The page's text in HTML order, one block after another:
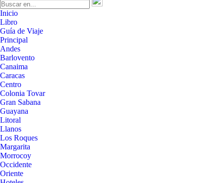
Inicio
Libro
Guía de Viaje
Principal
Andes
Barlovento
Canaima
Caracas
Centro
Colonia Tovar
Gran Sabana
Guayana
Litoral
Llanos
Los Roques
Margarita
Morrocoy
Occidente
Oriente